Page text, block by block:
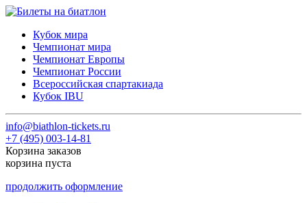
Кубок мира
Чемпионат мира
Чемпионат Европы
Чемпионат России
Всероссийская спартакиада
Кубок IBU
info@biathlon-tickets.ru
+7 (495) 003-14-81
Корзина заказов
корзина пуста
продолжить оформление